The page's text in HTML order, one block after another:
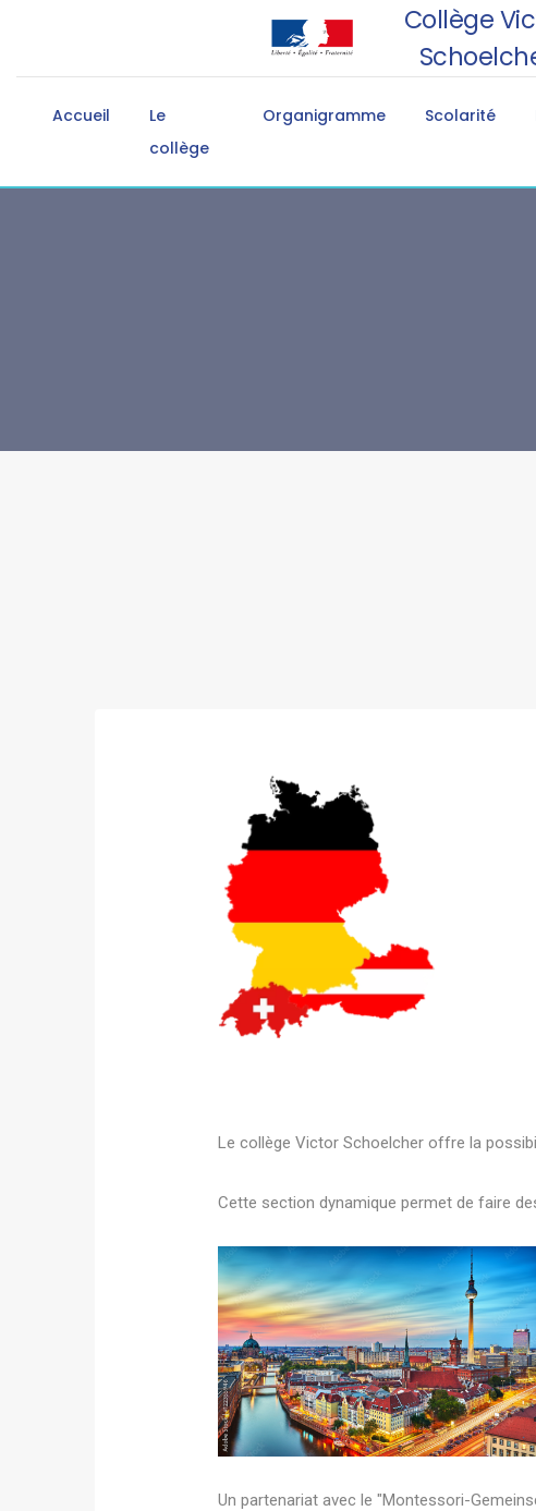
Collège
Accueil
Le
collège
Organigramme Scolarité
Le collège Victor Schoelcher offre la
Cette section dynamique permet de faire
Un partenariat avec le "Montessori-